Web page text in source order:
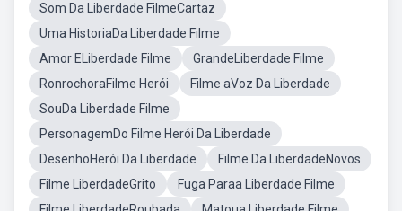
Som Da Liberdade FilmeCartaz
Uma HistoriaDa Liberdade Filme
Amor ELiberdade Filme
GrandeLiberdade Filme
RonrochoraFilme Herói
Filme aVoz Da Liberdade
SouDa Liberdade Filme
PersonagemDo Filme Herói Da Liberdade
DesenhoHerói Da Liberdade
Filme Da LiberdadeNovos
Filme LiberdadeGrito
Fuga Paraa Liberdade Filme